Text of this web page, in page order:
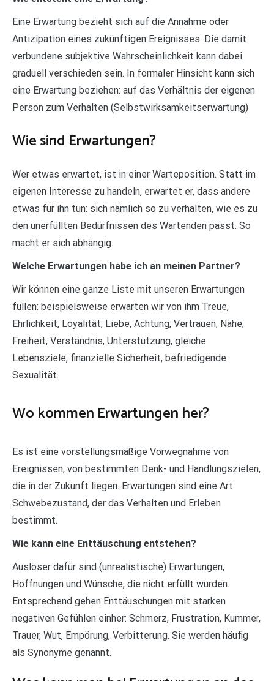
Eine Erwartung bezieht sich auf die Annahme oder
Antizipation eines zukünftigen Ereignisses. Die damit
verbundene subjektive Wahrscheinlichkeit kann dabei
graduell verschieden sein. In formaler Hinsicht kann sich
eine Erwartung beziehen: auf das Verhältnis der eigenen
Person zum Verhalten (Selbstwirksamkeitserwartung)
Wie sind Erwartungen?
Wer etwas erwartet, ist in einer Warteposition. Statt im
eigenen Interesse zu handeln, erwartet er, dass andere
etwas für ihn tun: sich nämlich so zu verhalten, wie es zu
den unerfüllten Bedürfnissen des Wartenden passt. So
macht er sich abhängig.
Welche Erwartungen habe ich an meinen Partner?
Wir können eine ganze Liste mit unseren Erwartungen
füllen: beispielsweise erwarten wir von ihm Treue,
Ehrlichkeit, Loyalität, Liebe, Achtung, Vertrauen, Nähe,
Freiheit, Verständnis, Unterstützung, gleiche
Lebensziele, finanzielle Sicherheit, befriedigende
Sexualität.
Wo kommen Erwartungen her?
Es ist eine vorstellungsmäßige Vorwegnahme von
Ereignissen, von bestimmten Denk- und Handlungszielen,
die in der Zukunft liegen. Erwartungen sind eine Art
Schwebezustand, der das Verhalten und Erleben
bestimmt.
Wie kann eine Enttäuschung entstehen?
Auslöser dafür sind (unrealistische) Erwartungen,
Hoffnungen und Wünsche, die nicht erfüllt wurden.
Entsprechend gehen Enttäuschungen mit starken
negativen Gefühlen einher: Schmerz, Frustration, Kummer,
Trauer, Wut, Empörung, Verbitterung. Sie werden häufig
als Synonyme genannt.